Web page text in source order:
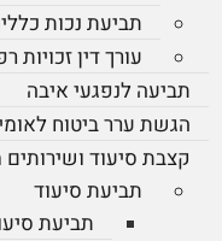
תביעת נכות
עורך דין זכויות
תביעה לנפגעי איבה
הגשת ערר ביטוח
קצבת סיעוד ושירותים
תביעת סיעוד
תביעת